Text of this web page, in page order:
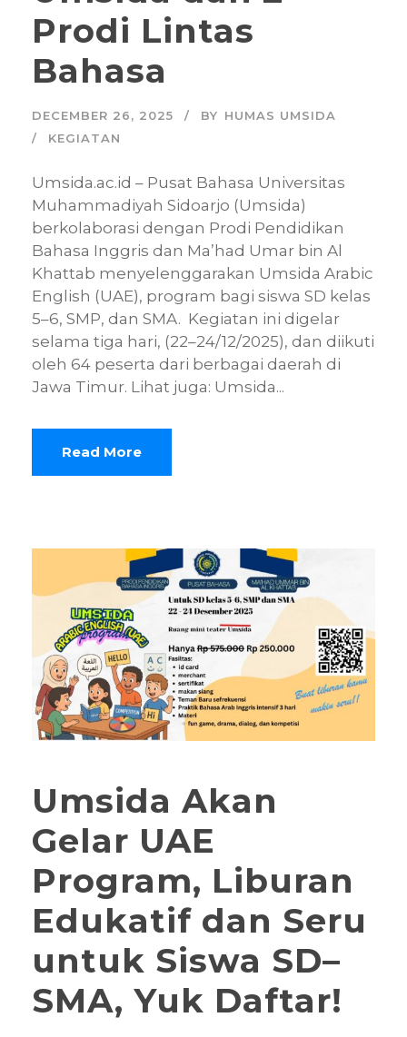
Prodi Lintas
Bahasa
DECEMBER 26, 2025 BY HUMAS UMSIDA
KEGIATAN
Umsida.ac.id – Pusat Bahasa Universitas
Muhammadiyah Sidoarjo (Umsida)
berkolaborasi dengan Prodi Pendidikan
Bahasa Inggris dan Ma’had Umar bin Al
Khattab menyelenggarakan Umsida Arabic
English (UAE), program bagi siswa SD kelas
5–6, SMP, dan SMA. Kegiatan ini digelar
selama tiga hari, (22–24/12/2025), dan diikuti
oleh 64 peserta dari berbagai daerah di
Jawa Timur. Lihat juga: Umsida...
Read More
Umsida Akan
Gelar UAE
Program, Liburan
Edukatif dan Seru
untuk Siswa SD–
SMA, Yuk Daftar!